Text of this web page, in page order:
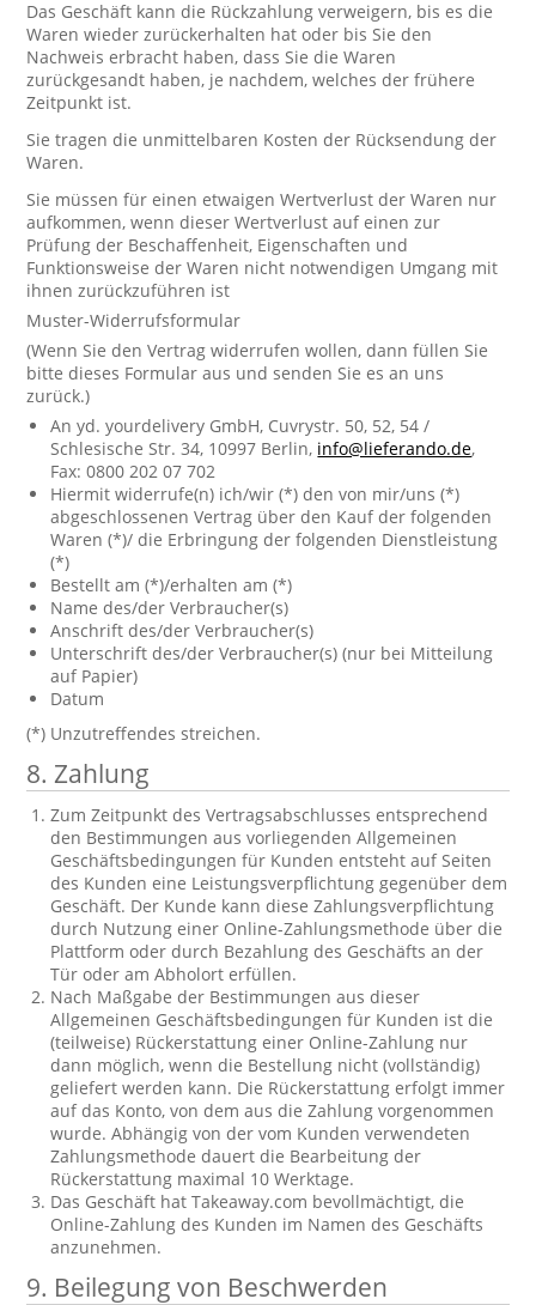
Das Geschäft kann die Rückzahlung verweigern, bis es die
Waren wieder zurückerhalten hat oder bis Sie den
Nachweis erbracht haben, dass Sie die Waren
zurückgesandt haben, je nachdem, welches der frühere
Zeitpunkt ist.
Sie tragen die unmittelbaren Kosten der Rücksendung der
Waren.
Sie müssen für einen etwaigen Wertverlust der Waren nur
aufkommen, wenn dieser Wertverlust auf einen zur
Prüfung der Beschaffenheit, Eigenschaften und
Funktionsweise der Waren nicht notwendigen Umgang mit
ihnen zurückzuführen ist
Muster-Widerrufsformular
(Wenn Sie den Vertrag widerrufen wollen, dann füllen Sie
bitte dieses Formular aus und senden Sie es an uns
zurück.)
An yd. yourdelivery GmbH, Cuvrystr. 50, 52, 54 /
Schlesische Str. 34, 10997 Berlin, info@lieferando.de,
Fax: 0800 202 07 702
Hiermit widerrufe(n) ich/wir (*) den von mir/uns (*)
abgeschlossenen Vertrag über den Kauf der folgenden
Waren (*)/ die Erbringung der folgenden Dienstleistung
(*)
Bestellt am (*)/erhalten am (*)
Name des/der Verbraucher(s)
Anschrift des/der Verbraucher(s)
Unterschrift des/der Verbraucher(s) (nur bei Mitteilung
auf Papier)
Datum
(*) Unzutreffendes streichen.
8. Zahlung
Zum Zeitpunkt des Vertragsabschlusses entsprechend
den Bestimmungen aus vorliegenden Allgemeinen
Geschäftsbedingungen für Kunden entsteht auf Seiten
des Kunden eine Leistungsverpflichtung gegenüber dem
Geschäft. Der Kunde kann diese Zahlungsverpflichtung
durch Nutzung einer Online-Zahlungsmethode über die
Plattform oder durch Bezahlung des Geschäfts an der
Tür oder am Abholort erfüllen.
Nach Maßgabe der Bestimmungen aus dieser
Allgemeinen Geschäftsbedingungen für Kunden ist die
(teilweise) Rückerstattung einer Online-Zahlung nur
dann möglich, wenn die Bestellung nicht (vollständig)
geliefert werden kann. Die Rückerstattung erfolgt immer
auf das Konto, von dem aus die Zahlung vorgenommen
wurde. Abhängig von der vom Kunden verwendeten
Zahlungsmethode dauert die Bearbeitung der
Rückerstattung maximal 10 Werktage.
Das Geschäft hat Takeaway.com bevollmächtigt, die
Online-Zahlung des Kunden im Namen des Geschäfts
anzunehmen.
9. Beilegung von Beschwerden